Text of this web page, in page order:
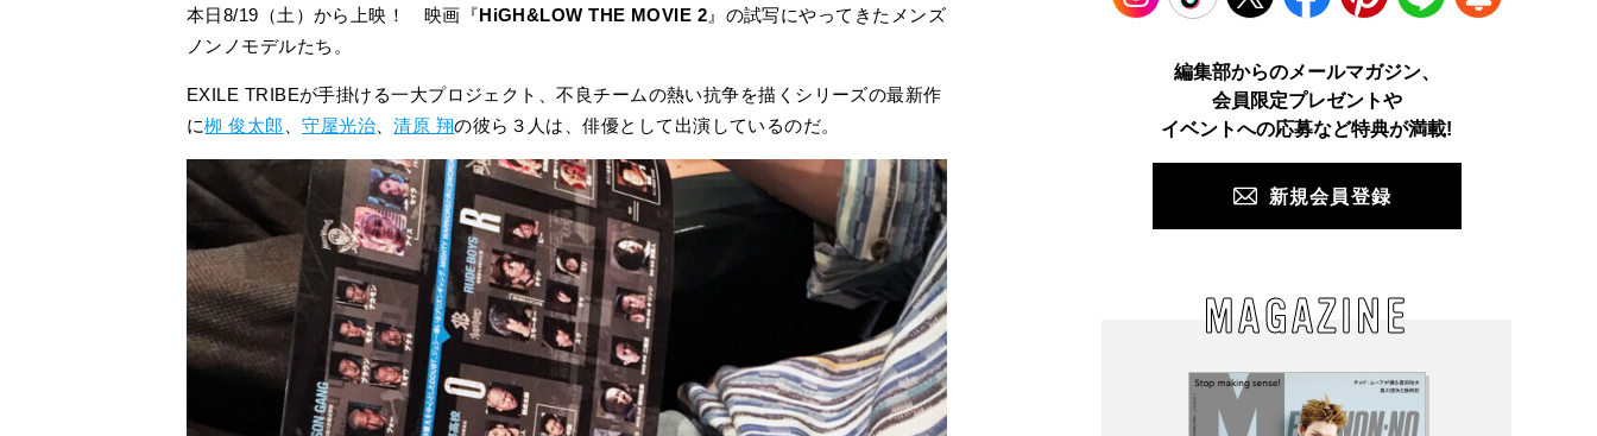
本日8/19（土）から上映！ 映画『HiGH&LOW THE MOVIE 2 』の試写にやってきたメンズ
ノンノモデルたち。
EXILE TRIBEが手掛ける一大プロジェクト、不良チームの熱い抗争を描くシリーズの最新作
に栁 俊太郎 、守屋光治、清原 翔の彼ら３人は、俳優として出演しているのだ。
TikTok Facebook Pinterest LINE
編集部からのメールマガジン、
会員限定プレゼントや
イベントへの応募など特典が満載!
新規会員登録
MAGAZINE